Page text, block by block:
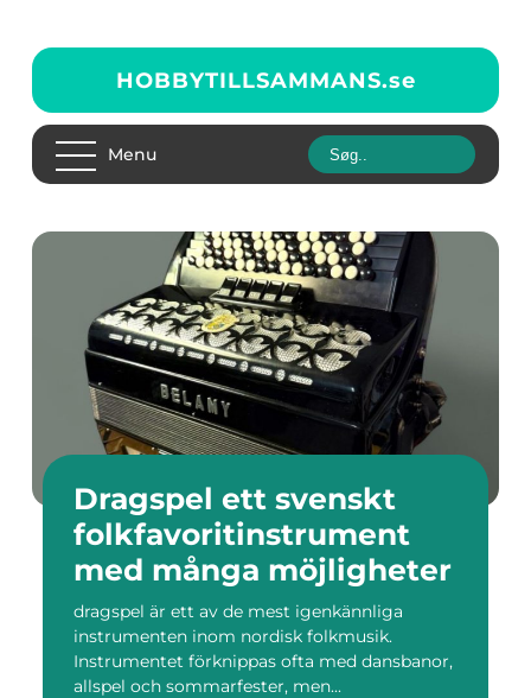
HOBBYTILLSAMMANS.se
Menu
Dragspel ett svenskt
folkfavoritinstrument
med många möjligheter
dragspel är ett av de mest igenkännliga
instrumenten inom nordisk folkmusik.
Instrumentet förknippas ofta med dansbanor,
allspel och sommarfester, men...